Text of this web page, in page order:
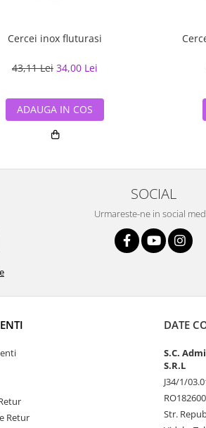
Cercei inox fluturasi
43,11 Lei 34,00 Lei
ADAUGA IN COS
SOCIAL
Urmareste-ne in social
Retur
DATE
S.C.
S.R.L
J34/1/
Str.